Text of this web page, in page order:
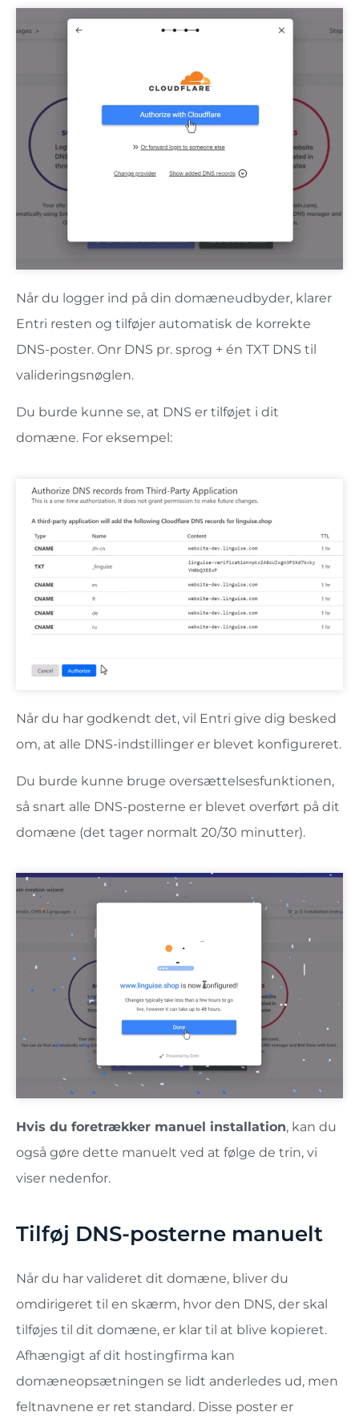
Når du logger ind på din domæneudbyder, klarer
Entri resten og tilføjer automatisk de korrekte
DNS-poster. Onr DNS pr. sprog + én TXT DNS til
valideringsnøglen.
Du burde kunne se, at DNS er tilføjet i dit
domæne. For eksempel:
Når du har godkendt det, vil Entri give dig besked
om, at alle DNS-indstillinger er blevet konfigureret.
Du burde kunne bruge oversættelsesfunktionen,
så snart alle DNS-posterne er blevet overført på dit
domæne (det tager normalt 20/30 minutter).
Hvis du foretrækker manuel installation, kan du
også gøre dette manuelt ved at følge de trin, vi
viser nedenfor.
Tilføj DNS-posterne manuelt
Når du har valideret dit domæne, bliver du
omdirigeret til en skærm, hvor den DNS, der skal
tilføjes til dit domæne, er klar til at blive kopieret.
Afhængigt af dit hostingfirma kan
domæneopsætningen se lidt anderledes ud, men
feltnavnene er ret standard. Disse poster er